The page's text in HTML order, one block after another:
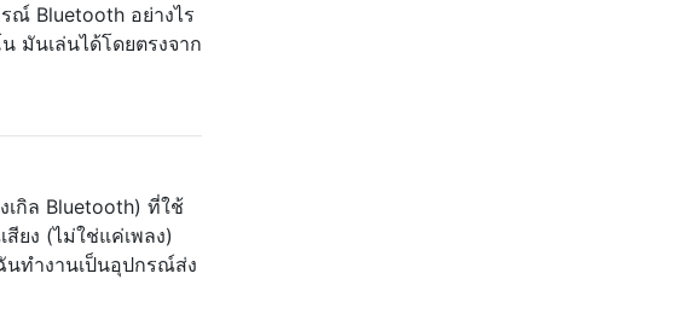
ณ์ Bluetooth อย่างไร
มันเล่นได้โดยตรงจาก
กิล Bluetooth) ที่ใช้
ยง (ไม่ใช่แค่เพลง)
ทำงานเป็นอุปกรณ์ส่ง